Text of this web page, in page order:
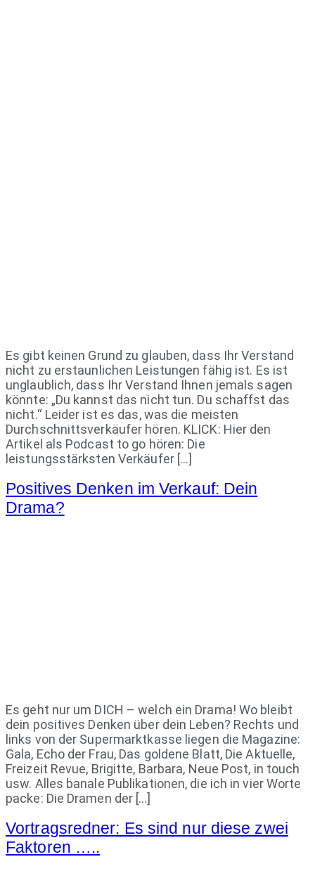
Es gibt keinen Grund zu glauben, dass Ihr Verstand
nicht zu erstaunlichen Leistungen fähig ist. Es ist
unglaublich, dass Ihr Verstand Ihnen jemals sagen
könnte: „Du kannst das nicht tun. Du schaffst das
nicht.“ Leider ist es das, was die meisten
Durchschnittsverkäufer hören. KLICK: Hier den
Artikel als Podcast to go hören: Die
leistungsstärksten Verkäufer […]
Positives Denken im Verkauf: Dein
Drama?
Es geht nur um DICH – welch ein Drama! Wo bleibt
dein positives Denken über dein Leben? Rechts und
links von der Supermarktkasse liegen die Magazine:
Gala, Echo der Frau, Das goldene Blatt, Die Aktuelle,
Freizeit Revue, Brigitte, Barbara, Neue Post, in touch
usw. Alles banale Publikationen, die ich in vier Worte
packe: Die Dramen der […]
Vortragsredner: Es sind nur diese zwei
Faktoren …..